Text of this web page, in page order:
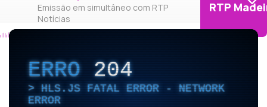
Emissão em simultâneo com RTP
Notícias
RTP
ERRO204
HLS.JS FATAL ERROR - NETWORK
ERROR